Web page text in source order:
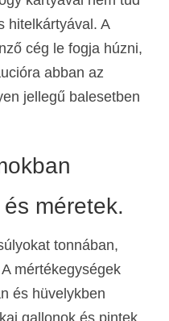
hitelkártyával. A
cég le fogja húzni,
abban az
jellegű balesetben
méretek.
tonnában,
mértékegységek
és hüvelykben